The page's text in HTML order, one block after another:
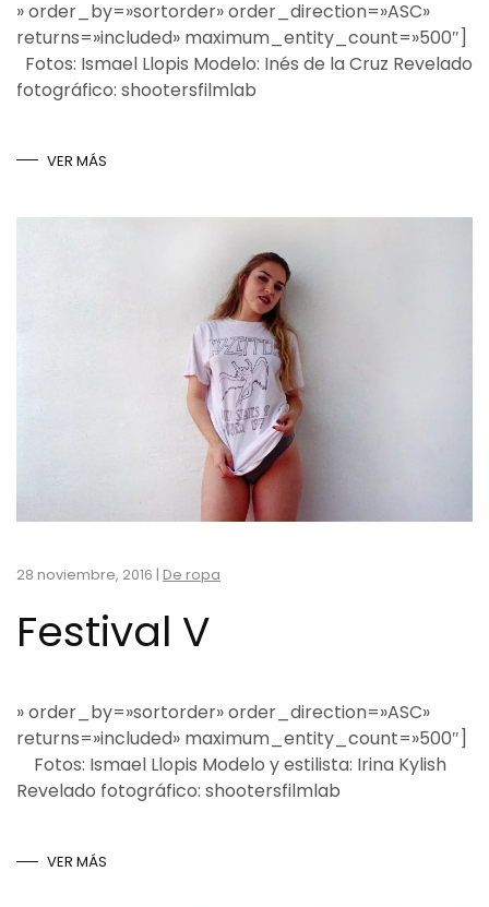
» order_by=»sortorder» order_direction=»ASC»
returns=»included» maximum_entity_count=»500″]
Fotos: Ismael Llopis Modelo: Inés de la Cruz Revelado
fotográfico: shootersfilmlab
VER MÁS
28 noviembre, 2016 | De ropa
Festival V
» order_by=»sortorder» order_direction=»ASC»
returns=»included» maximum_entity_count=»500″]
Fotos: Ismael Llopis Modelo y estilista: Irina Kylish
Revelado fotográfico: shootersfilmlab
VER MÁS